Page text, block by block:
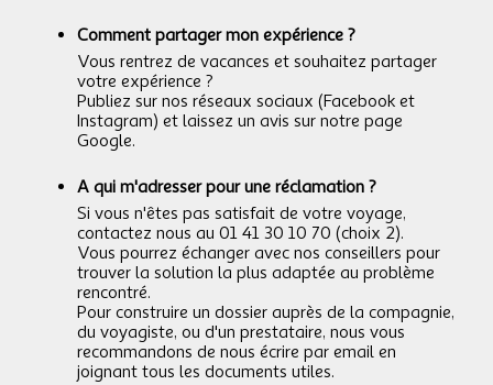
Comment partager mon expérience ?
Vous rentrez de vacances et souhaitez partager
votre expérience ?
Publiez sur nos réseaux sociaux (Facebook et
Instagram) et laissez un avis sur notre page
Google.
A qui m'adresser pour une réclamation ?
Si vous n'êtes pas satisfait de votre voyage,
contactez nous au 01 41 30 10 70 (choix 2).
Vous pourrez échanger avec nos conseillers pour
trouver la solution la plus adaptée au problème
rencontré.
Pour construire un dossier auprès de la compagnie,
du voyagiste, ou d'un prestataire, nous vous
recommandons de nous écrire par email en
joignant tous les documents utiles.